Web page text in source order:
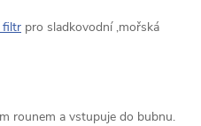
filtr pro sladkovodní ,mořská
rounem a vstupuje do bubnu.